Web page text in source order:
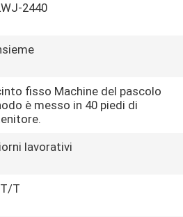
2440
fisso Machine del pascolo
è messo in 40 piedi di
lavorativi
T